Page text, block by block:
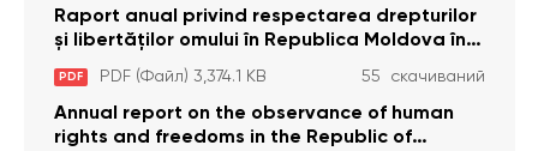
Raport anual privind respectarea drepturilor
și libertăților omului în Republica Moldova în
anul 2023
PDF PDF (Файл) 3,374.1 KB 55 скачиваний
Annual report on the observance of human
rights and freedoms in the Republic of